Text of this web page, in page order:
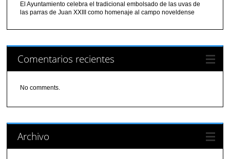
El Ayuntamiento celebra el tradicional embolsado de las uvas de
las parras de Juan XXIII como homenaje al campo noveldense
Comentarios recientes
No comments.
Archivo